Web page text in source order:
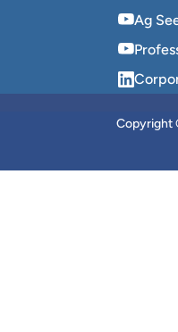
Ag
Copyright